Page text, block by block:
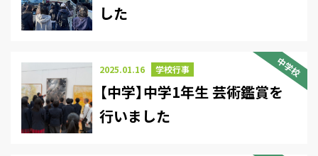
した
中学校
2025.01.16 学校行事
【中学】中学1年生 芸術鑑賞を
行いました